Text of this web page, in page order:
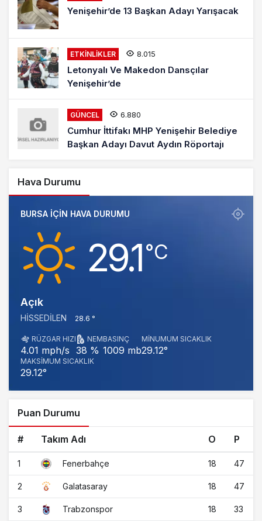
Yenişehir’de 13 Başkan Adayı Yarışacak
ETKINLIKLER 8.015
Letonyalı Ve Makedon Dansçılar
Yenişehir’de
GÜNCEL 6.880
Cumhur İttifakı MHP Yenişehir Belediye
Başkan Adayı Davut Aydın Röportajı
Hava Durumu
BURSA IÇIN HAVA DURUMU
29.1‎°C
Açık
HISSEDILEN 28.6 °
RÜZGAR HIZI
4.01 mph/s
NEM
38 %
BASINÇ
1009 mb
MINUMUM SICAKLIK
29.12°
MAKSIMUM SICAKLIK
29.12°
Puan Durumu
# Takım Adı O P
1 Fenerbahçe 18 47
2 Galatasaray 18 47
3 Trabzonspor 18 33